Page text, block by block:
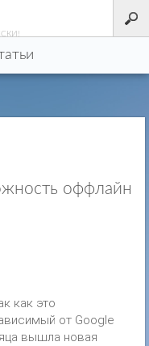
оффлайн
как это
от Google
вышла новая